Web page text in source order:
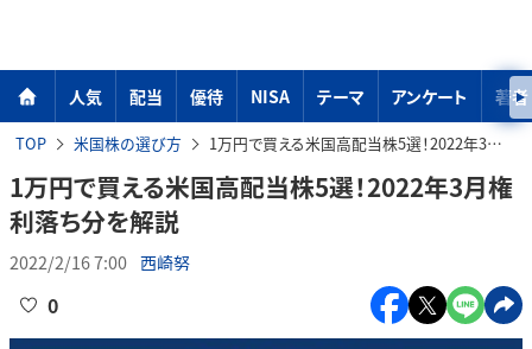
人気 配当 優待 NISA テーマ アンケート 著者
TOP 米国株の選び方 1万円で買える米国高配当株5選！2022年3月権利落ち分を解説
1万円で買える米国高配当株5選！2022年3月権
利落ち分を解説
2022/2/16 7:00 西崎努
0